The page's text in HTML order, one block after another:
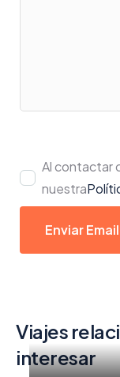
Al contactar
nuestra
Enviar Email
Viajes
interesar